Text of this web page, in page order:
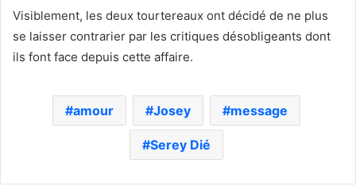
Visiblement, les deux tourtereaux ont décidé de ne plus
se laisser contrarier par les critiques désobligeants dont
ils font face depuis cette affaire.
amour Josey message
Serey Dié